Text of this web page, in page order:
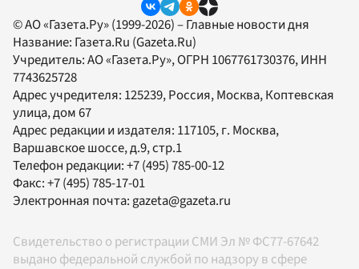
© АО «Газета.Ру» (1999-2026) – Главные новости дня
Название: Газета.Ru (Gazeta.Ru)
Учредитель:АО «Газета.Ру», ОГРН 1067761730376, ИНН
7743625728
Адрес учредителя: 125239, Россия, Москва, Коптевская
улица, дом 67
Адрес редакции и издателя: 117105, г. Москва,
Варшавское шоссе, д.9, стр.1
Телефон редакции:+7 (495) 785-00-12
Факс:+7 (495) 785-17-01
Электронная почта:gazeta@gazeta.ru
Свидетельство о регистрации СМИ Эл № ФС77-67642
выдано федеральной службой по надзору в сфере